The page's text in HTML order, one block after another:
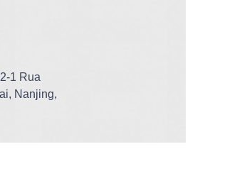
1 Rua
Nanjing,